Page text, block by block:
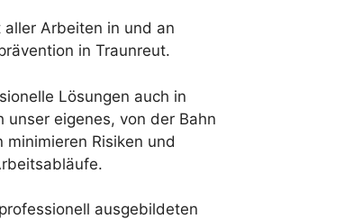
Arbeiten in und an
in Traunreut.
Lösungen auch in
eigenes, von der Bahn
Risiken und
ausgebildeten